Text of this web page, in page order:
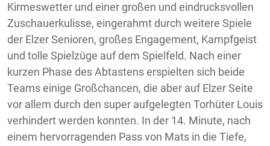
Kirmeswetter und einer großen und eindrucksvollen
Zuschauerkulisse, eingerahmt durch weitere Spiele
der Elzer Senioren, großes Engagement, Kampfgeist
und tolle Spielzüge auf dem Spielfeld. Nach einer
kurzen Phase des Abtastens erspielten sich beide
Teams einige Großchancen, die aber auf Elzer Seite
vor allem durch den super aufgelegten Torhüter Louis
verhindert werden konnten. In der 14. Minute, nach
einem hervorragenden Pass von Mats in die Tiefe,